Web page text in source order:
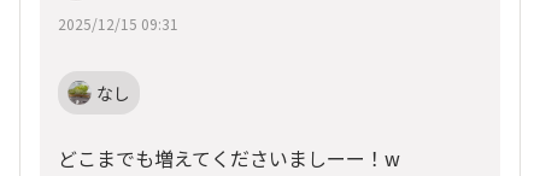
2025/12/15 09:31
なし
どこまでも増えてくださいましーー！w